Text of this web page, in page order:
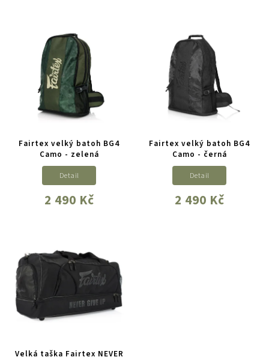
Fairtex velký batoh BG4
Camo - zelená
2 490 Kč
Detail
Fairtex velký batoh BG4
Camo - černá
2 490 Kč
Detail
Velká taška Fairtex NEVER